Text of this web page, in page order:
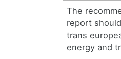
The
report
trans
energy and